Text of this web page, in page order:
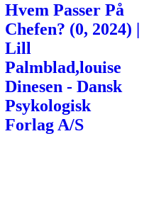
Hvem Passer På
Chefen? (0, 2024) |
Lill
Palmblad,louise
Dinesen - Dansk
Psykologisk
Forlag A/S